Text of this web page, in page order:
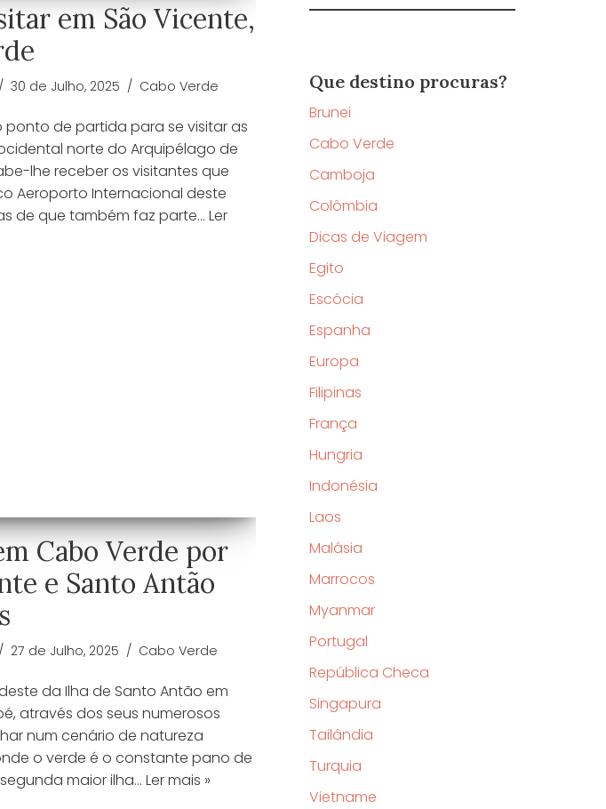
em São Vicente,
30 de Julho, 2025 Cabo Verde
ponto de partida para se visitar as
norte do Arquipélago de
lhe receber os visitantes que
Aeroporto Internacional deste
de que também faz parte… Ler
Cabo Verde por
e Santo Antão
27 de Julho, 2025 Cabo Verde
da Ilha de Santo Antão em
através dos seus numerosos
num cenário de natureza
o verde é o constante pano de
maior ilha… Ler mais »
Que destino procuras?
Brunei
Cabo Verde
Camboja
Colômbia
Dicas de Viagem
Egito
Escócia
Espanha
Europa
Filipinas
França
Hungria
Indonésia
Laos
Malásia
Marrocos
Myanmar
Portugal
República Checa
Singapura
Tailândia
Turquia
Vietname